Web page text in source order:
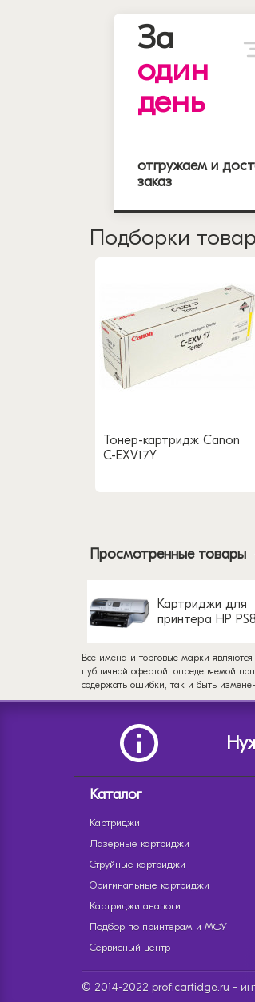
За
один
день
отгружаем и
заказ
Подборки
Тонер-картридж Canon
С-EXV17Y
Просмотренные товары
Картриджи для
принтера HP
Все имена и торговые марки
публичной офертой, определяемой
содержать ошибки, так и быть
Каталог
Картриджи
Лазерные картриджи
Струйные картриджи
Оригинальные картриджи
Картриджи аналоги
Подбор по принтерам и МФУ
Сервисный центр
© 2014-2022 proficartidge.ru -